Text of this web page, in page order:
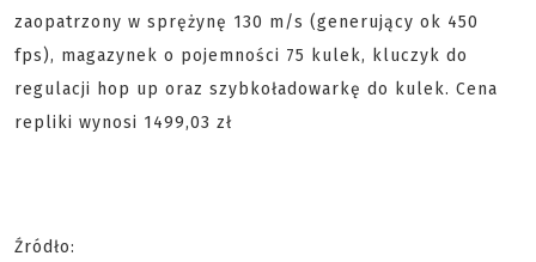
zaopatrzony w sprężynę 130 m/s (generujący ok 450
fps), magazynek o pojemności 75 kulek, kluczyk do
regulacji hop up oraz szybkoładowarkę do kulek. Cena
repliki wynosi 1499,03 zł
Źródło: